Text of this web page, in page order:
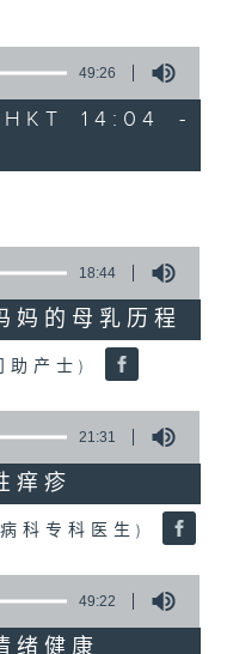
49:26
14:04 -
18:44
的母乳历程
助产士)
21:31
疹
科专科医生)
49:22
健康